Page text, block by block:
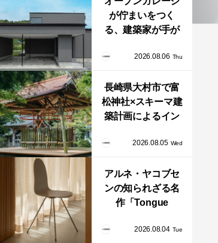
が佇まいをつく
る、建築家が手が
まい「ふわりと浮
い」
2026.08.06 Thu
長崎県大村市で富
松神社×スキーマ建
築計画によるイン
「循環する竹風
2026.08.05 Wed
アルネ・ヤコブセ
ンの知られざる名
作「Tongue
FRITZ HANSENか
2026.08.04 Tue